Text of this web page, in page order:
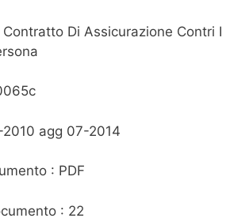
Di Assicurazione Contri I
2010 agg 07-2014
: PDF
: 22